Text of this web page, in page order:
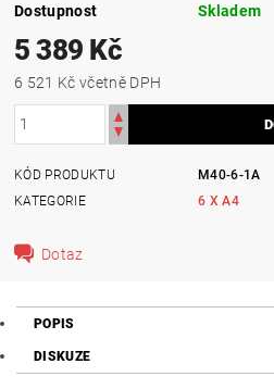
Dostupnost Skladem
5 389 Kč
6 521 Kč včetně DPH
KÓD PRODUKTU
M40-6-1A
KATEGORIE
6 X A4
Dotaz
POPIS
DISKUZE